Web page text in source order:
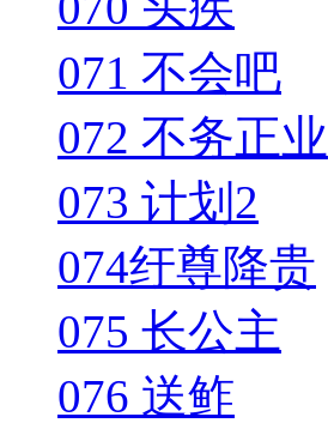
071 不会吧
072 不务正业
073 计划2
074纡尊降贵
075 长公主
076 送鲊